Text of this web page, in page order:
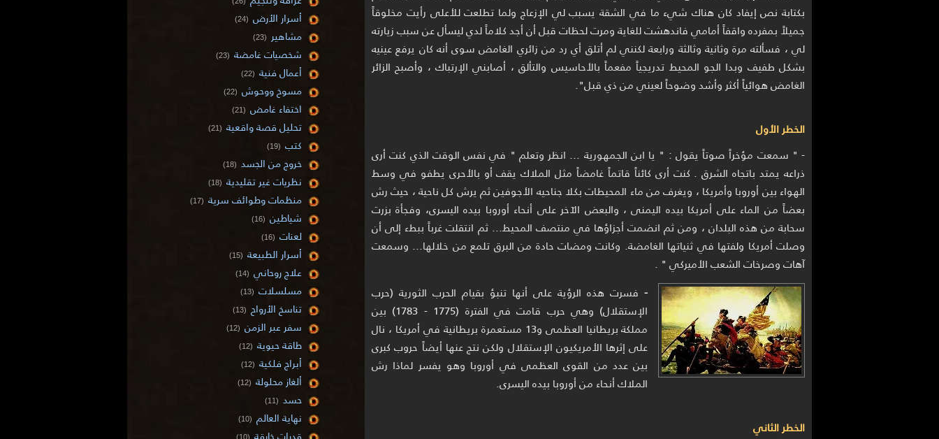
بكتابة نص إيفاد كان هناك شيء ما في الشقة يسبب لي الإزعاج ولما تطلعت للأعلى رأيت مخلوقاً
جميلاً بمفرده واقفاً أمامي فاندهشت للغاية ومرت لحظات قبل أن أجد كلاماً لدي ليسأل عن سبب زيارته
لي ، فسألته مرة وثانية وثالثة ورابعة لكنني لم أتلق أي رد من زائري الغامض سوى أنه كان يرفع عينيه
بشكل طفيف وبدا الجو المحيط تدريجياً مفعماً بالأحاسيس والتألق ، أصابني الإرتباك ، وأصبح الزائر
الغامض هوائياً أكثر وأشد وضوحاً لعيني من ذي قبل".
الخطر الأول
- " سمعت مؤخراً صوتاً يقول : " يا ابن الجمهورية ... انظر وتعلم " في نفس الوقت الذي كنت أرى
ذراعه يمتد باتجاه الشرق . كنت أرى كائناً قاتماً غامضاً مثل الملاك يقف أو بالأحرى يطفو في وسط
الهواء بين أوروبا وأمريكا ، ويغرف من ماء المحيطات بكلا جناحيه الأجوفين ثم يرش كل ناحية ، حيث رش
بعضاً من الماء على أمريكا بيده اليمنى ، والبعض الآخر على أنحاء أوروبا بيده اليسرى، وفجأة بزرت
سحابة من هذه البلدان ، ومن ثم انضمت أجزاؤها في منتصف المحيط... ثم انتقلت غرباً ببطء إلى أن
وصلت أمريكا ولفتها في ثنياتها الغامضة. وكانت ومضات حادة من البرق تلمع من خلالها... وسمعت
آهات وصرخات الشعب الأميركي " .
-فسرت هذه الرؤية على أنها تنبؤ بقيام الحرب الثورية (حرب
الإستقلال) وهي حرب قامت في الفترة (1775 - 1783) بين
مملكة بريطانيا العظمى و13 مستعمرة بريطانية في أمريكا ، نال
على إثرها الأمريكيون الإستقلال ولكن نتج عنها أيضاً حروب كبرى
بين عدد من القوى العظمى في أوروبا وهو يفسر لماذا رش
الملاك أنحاء من أوروبا بيده اليسرى.
الخطر الثاني
أسرار الأرض (24)
مشاهير (23)
شخصيات غامضة (23)
أعمال فنية (22)
مسوخ ووحوش (22)
اختفاء غامض (21)
تحليل قصة واقعية (21)
كتب (19)
خروج من الجسد (18)
نظريات غير تقليدية (18)
منظمات وطوائف سرية (17)
شياطين (16)
لعنات (16)
أسرار الطبيعة (15)
علاج روحاني (14)
مسلسلات (13)
تناسخ الأرواح (13)
سفر عبر الزمن (12)
طاقة حيوية (12)
أبراج فلكية (12)
ألغاز محلولة (12)
حسد (11)
نهاية العالم (10)
(10)